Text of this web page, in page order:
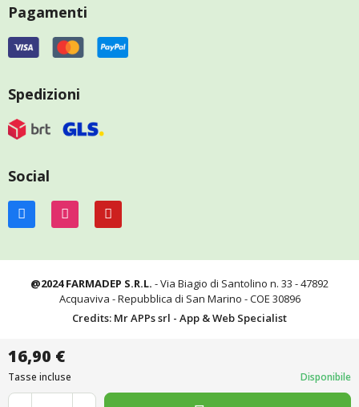
16,90 €
Tasse incluse Disponibile
Pagamenti
Spedizioni
Social
@2024 FARMADEP S.R.L. - Via Biagio di Santolino n. 33 - 47892
Acquaviva - Repubblica di San Marino - COE 30896
Credits: Mr APPs srl - App & Web Specialist